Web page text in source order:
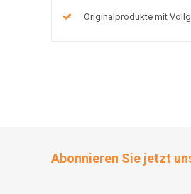
Originalprodukte mit
Abonnieren Sie jetzt